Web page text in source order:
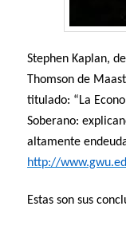
Stephen Kaplan,
Thomson de
titulado: “La
Soberano:
altamente
http://
Estas son sus